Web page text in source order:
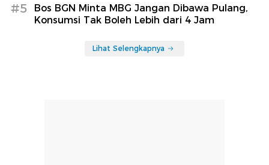
#5
Bos BGN Minta MBG Jangan Dibawa Pulang,
Konsumsi Tak Boleh Lebih dari 4 Jam
Lihat Selengkapnya